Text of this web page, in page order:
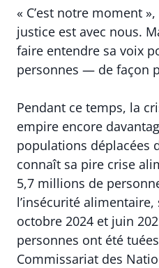
« C’est notre moment
justice est avec nous.
faire entendre sa voix
personnes — de façon
Pendant ce temps, la
empire encore
populations déplacées
connaît sa pire crise
5,7 millions de
l’insécurité alimentaire,
octobre 2024 et juin
personnes ont été
Commissariat des